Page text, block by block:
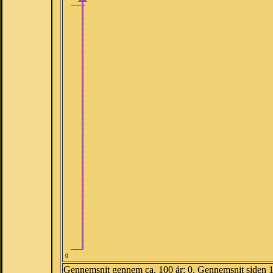
0
Gennemsnit gennem ca. 100 år: 0. Gennemsnit siden